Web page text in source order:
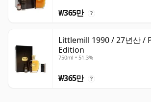
₩365만 ?
Littlemill 1990 / 27년산 /
Edition
750ml • 51.3%
₩365만 ?